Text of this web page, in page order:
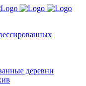
деревни